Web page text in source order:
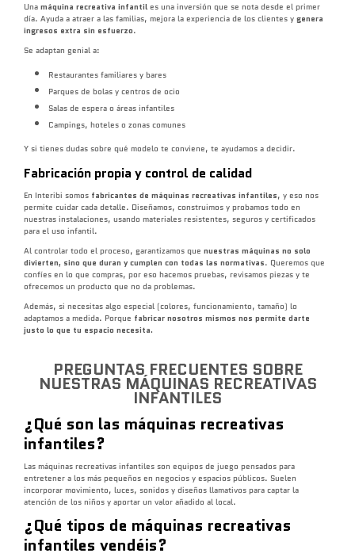
Una máquina recreativa infantil es una inversión que se nota desde el primer
día. Ayuda a atraer a las familias, mejora la experiencia de los clientes y genera
ingresos extra sin esfuerzo.
Se adaptan genial a:
Restaurantes familiares y bares
Parques de bolas y centros de ocio
Salas de espera o áreas infantiles
Campings, hoteles o zonas comunes
Y si tienes dudas sobre qué modelo te conviene, te ayudamos a decidir.
Fabricación propia y control de calidad
En Interibi somos fabricantes de máquinas recreativas infantiles, y eso nos
permite cuidar cada detalle. Diseñamos, construimos y probamos todo en
nuestras instalaciones, usando materiales resistentes, seguros y certificados
para el uso infantil.
Al controlar todo el proceso, garantizamos que nuestras máquinas no solo
divierten, sino que duran y cumplen con todas las normativas. Queremos que
confíes en lo que compras, por eso hacemos pruebas, revisamos piezas y te
ofrecemos un producto que no da problemas.
Además, si necesitas algo especial (colores, funcionamiento, tamaño) lo
adaptamos a medida. Porque fabricar nosotros mismos nos permite darte
justo lo que tu espacio necesita.
PREGUNTAS FRECUENTES SOBRE
NUESTRAS MÁQUINAS RECREATIVAS
INFANTILES
¿Qué son las máquinas recreativas
infantiles?
Las máquinas recreativas infantiles son equipos de juego pensados para
entretener a los más pequeños en negocios y espacios públicos. Suelen
incorporar movimiento, luces, sonidos y diseños llamativos para captar la
atención de los niños y aportar un valor añadido al local.
¿Qué tipos de máquinas recreativas
infantiles vendéis?